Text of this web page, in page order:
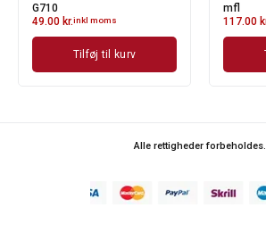
G710
49.00 kr.inkl moms
Tilføj til kurv
mfl
117.00
Alle rettigheder forbeholdes.